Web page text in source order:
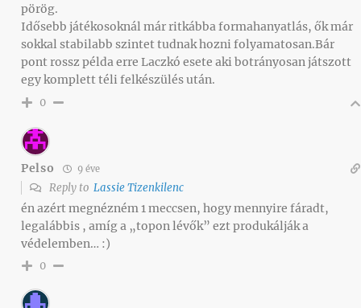
pörög.
Idősebb játékosoknál már ritkábba formahanyatlás, ők már
sokkal stabilabb szintet tudnak hozni folyamatosan.Bár
pont rossz példa erre Laczkó esete aki botrányosan játszott
egy komplett téli felkészülés után.
0
Pelso 9 éve
Reply to Lassie Tizenkilenc
én azért megnézném 1 meccsen, hogy mennyire fáradt,
legalábbis , amíg a „topon lévők” ezt produkálják a
védelemben… :)
0